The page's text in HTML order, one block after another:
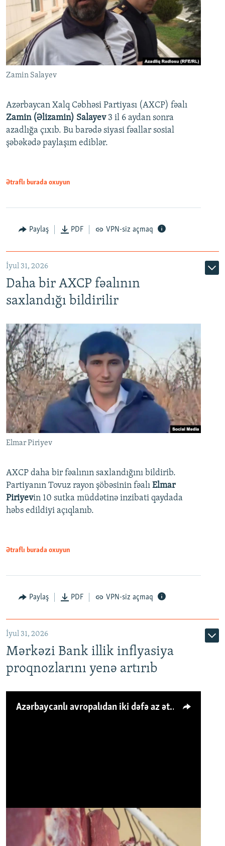
Zamin Salayev
Azərbaycan Xalq Cəbhəsi Partiyası (AXCP) fəalı
Zamin (Əlizamin) Salayev 3 il 6 aydan sonra
azadlığa çıxıb. Bu barədə siyasi fəallar sosial
şəbəkədə paylaşım ediblər.
Ətraflı burada oxuyun
Paylaş PDF VPN-siz açmaq
İyul 31, 2026
Daha bir AXCP fəalının
saxlandığı bildirilir
Elmar Piriyev
AXCP daha bir fəalının saxlandığını bildirib.
Partiyanın Tovuz rayon şöbəsinin fəalı Elmar
Piriyevin 10 sutka müddətinə inzibati qaydada
həbs edildiyi açıqlanıb.
Ətraflı burada oxuyun
Paylaş PDF VPN-siz açmaq
İyul 31, 2026
Mərkəzi Bank illik inflyasiya
proqnozlarını yenə artırıb
Azərbaycanlı avropalıdan iki dəfə az ət yeyir, amma... 'Qiymət artımı qaçılmazdır'